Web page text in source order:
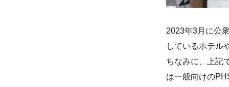
2023年3月に公
しているホテル
ちなみに、上記
は一般向けの